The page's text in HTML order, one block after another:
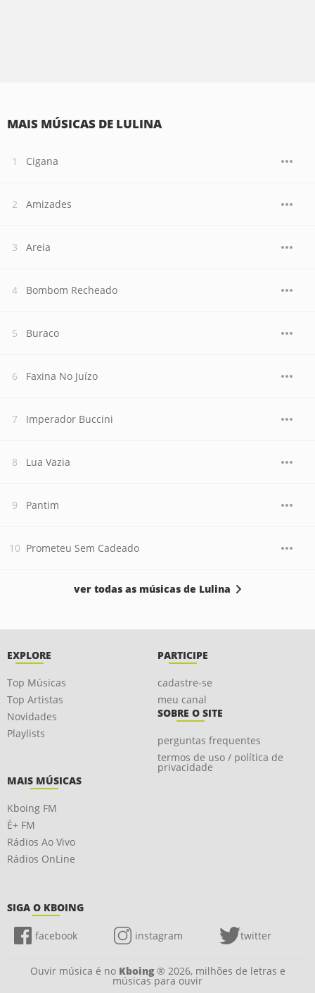
MAIS MÚSICAS DE LULINA
Cigana
Amizades
Areia
Bombom Recheado
Buraco
Faxina No Juízo
Imperador Buccini
Lua Vazia
Pantim
Prometeu Sem Cadeado
ver todas as músicas de Lulina
EXPLORE
Top Músicas
Top Artistas
Novidades
Playlists
PARTICIPE
cadastre-se
meu canal
SOBRE O SITE
perguntas frequentes
termos de uso / política de
privacidade
MAIS MÚSICAS
Kboing FM
É+ FM
Rádios Ao Vivo
Rádios OnLine
SIGA O KBOING
facebook instagram twitter
Ouvir música é no Kboing® 2026, milhões de letras e
músicas para ouvir